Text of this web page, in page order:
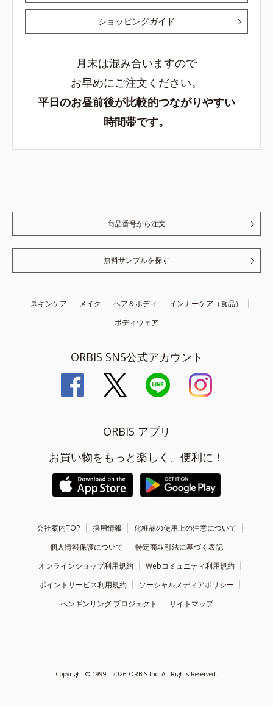
ショッピングガイド
月末は混み合いますので
お早めにご注文ください。
平日のお昼前後が比較的つながりやすい
時間帯です。
商品番号から注文
無料サンプルを探す
スキンケア メイク ヘア＆ボディ
インナーケア（食品）
ボディウェア
ORBIS SNS公式アカウント
ORBIS アプリ
お買い物をもっと楽しく、便利に！
会社案内TOP 採用情報
化粧品の使用上の注意について
個人情報保護について
特定商取引法に基づく表記
オンラインショップ利用規約
Webコミュニティ利用規約
ポイントサービス利用規約
ソーシャルメディアポリシー
ペンギンリング プロジェクト
サイトマップ
Copyright © 1999 - 2026 ORBIS Inc. All Rights Reserved.